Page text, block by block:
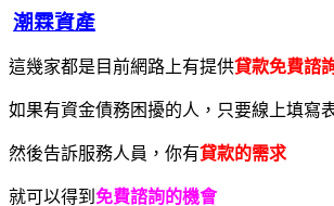
潮霖資產
這幾家都是目前網路上有提供貸款免費諮
如果有資金債務困擾的人，只要線上填寫
然後告訴服務人員，你有貸款的需求
就可以得到 免費諮詢的機會